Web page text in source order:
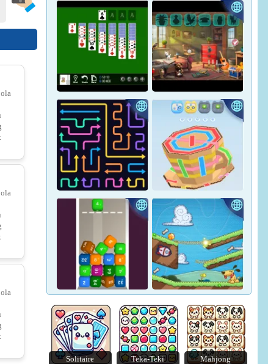
Crown Pop
Yukon Solitaire
Hidden Objects: Hilltop
Manor
Tap Arrows: New Levels Tape Sort 3D
Solitaire Teka-Teki Mahjong